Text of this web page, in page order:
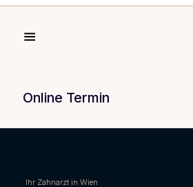
Online Termin
Ihr Zahnarzt in Wien